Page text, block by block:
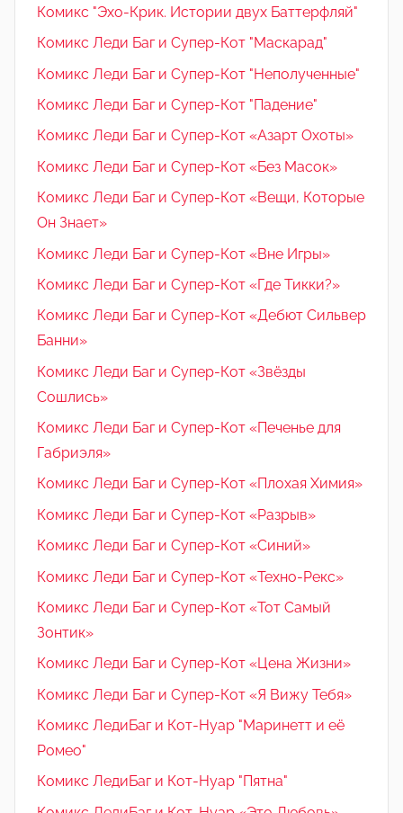
Комикс "Эхо-Крик. Истории двух Баттерфляй"
Комикс Леди Баг и Супер-Кот "Маскарад"
Комикс Леди Баг и Супер-Кот "Неполученные"
Комикс Леди Баг и Супер-Кот "Падение"
Комикс Леди Баг и Супер-Кот «Азарт Охоты»
Комикс Леди Баг и Супер-Кот «Без Масок»
Комикс Леди Баг и Супер-Кот «Вещи, Которые
Он Знает»
Комикс Леди Баг и Супер-Кот «Вне Игры»
Комикс Леди Баг и Супер-Кот «Где Тикки?»
Комикс Леди Баг и Супер-Кот «Дебют Сильвер
Банни»
Комикс Леди Баг и Супер-Кот «Звёзды
Сошлись»
Комикс Леди Баг и Супер-Кот «Печенье для
Габриэля»
Комикс Леди Баг и Супер-Кот «Плохая Химия»
Комикс Леди Баг и Супер-Кот «Разрыв»
Комикс Леди Баг и Супер-Кот «Синий»
Комикс Леди Баг и Супер-Кот «Техно-Рекс»
Комикс Леди Баг и Супер-Кот «Тот Самый
Зонтик»
Комикс Леди Баг и Супер-Кот «Цена Жизни»
Комикс Леди Баг и Супер-Кот «Я Вижу Тебя»
Комикс ЛедиБаг и Кот-Нуар "Маринетт и её
Ромео"
Комикс ЛедиБаг и Кот-Нуар "Пятна"